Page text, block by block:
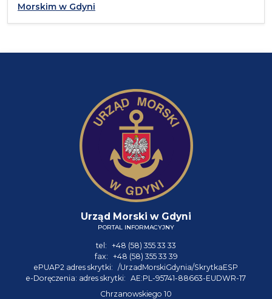
Morskim w Gdyni
Urząd Morski w Gdyni
PORTAL INFORMACYJNY
tel: +48 (58) 355 33 33
fax: +48 (58) 355 33 39
ePUAP2 adres skrytki: /UrzadMorskiGdynia/SkrytkaESP
e-Doręczenia: adres skrytki: AE:PL-95741-88663-EUDWR-17
Chrzanowskiego 10